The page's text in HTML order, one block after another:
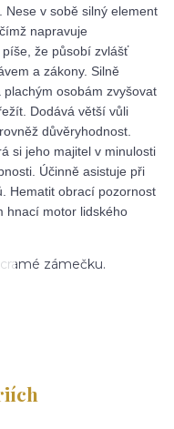
Nese v sobě silný element
napravuje
že působí zvlášť
a zákony. Silně
osobám zvyšovat
Dodává větší vůli
důvěryhodnost.
si jeho majitel v minulosti
Účinně asistuje při
Hematit obrací pozornost
hnací motor lidského
zámečku.